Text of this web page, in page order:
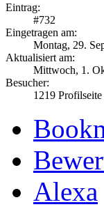
Eintrag:
#732
Eingetragen am:
Montag, 29.
Aktualisiert am:
Mittwoch, 1.
Besucher:
1219
Alexa